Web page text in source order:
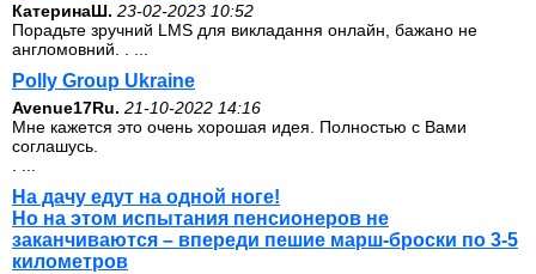
КатеринаШ. 23-02-2023 10:52
Порадьте зручний LMS для викладання онлайн, бажано не
англомовний. . ...
Polly Group Ukraine
Avenue17Ru. 21-10-2022 14:16
Мне кажется это очень хорошая идея. Полностью с Вами
соглашусь.
На дачу едут на одной ноге!
Но на этом испытания пенсионеров не
заканчиваются – впереди пешие марш-броски по 3-5
километров